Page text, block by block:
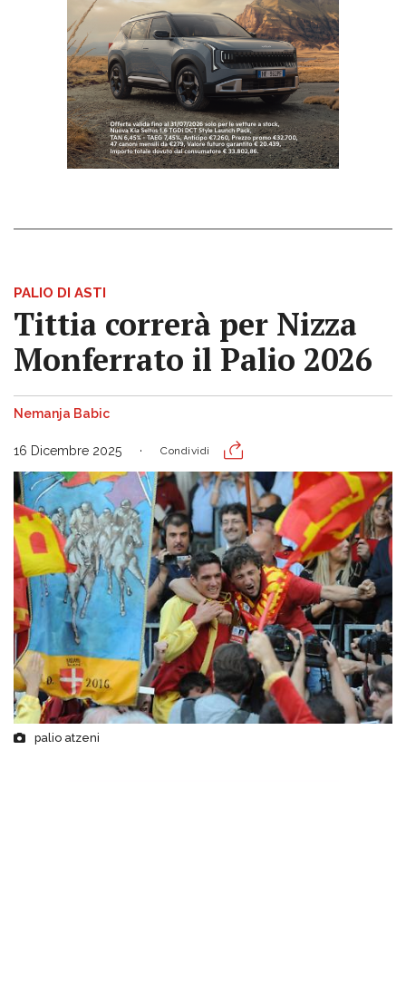
PALIO DI ASTI
Tittia correrà per Nizza
Monferrato il Palio 2026
Nemanja Babic
16 Dicembre 2025 Condividi
palio atzeni